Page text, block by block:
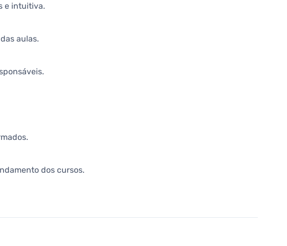
e intuitiva.
aulas.
dos cursos.